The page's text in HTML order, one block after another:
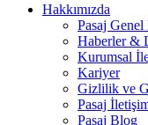
Hakkımızda
Pasaj Genel
Haberler &
Kurumsal
Kariyer
Gizlilik ve
Pasaj
Pasaj Blog